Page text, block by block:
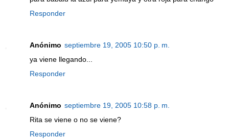
Responder
Anónimo septiembre 19, 2005 10:50 p. m.
ya viene llegando...
Responder
Anónimo septiembre 19, 2005 10:58 p. m.
Rita se viene o no se viene?
Responder